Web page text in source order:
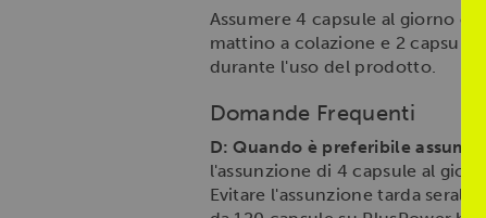
Assumere 4 capsule al giorno
mattino a colazione e 2
durante l'uso del prodotto.
Domande Frequenti
D: Quando è preferibile
l'assunzione di 4 capsule al
Evitare l'assunzione tarda